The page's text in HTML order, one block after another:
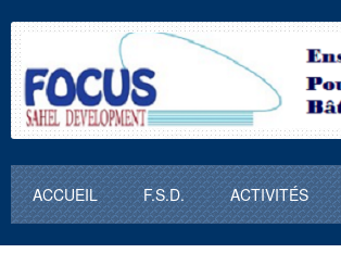
ACCUEIL F.S.D. ACTIVITÉS